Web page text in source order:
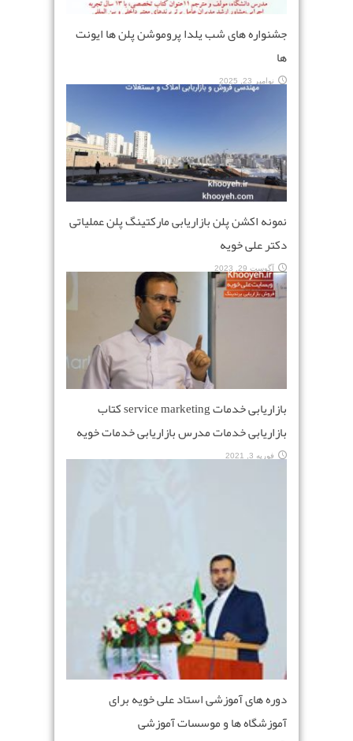
جشنواره های شب یلدا پروموشن پلن ها ایونت
ها
نوامبر 23, 2025
نمونه اکشن پلن بازاریابی مارکتینگ پلن عملیاتی
دکتر علی خویه
آگوست 29, 2023
بازاریابی خدمات service marketing کتاب
بازاریابی خدمات مدرس بازاریابی خدمات خویه
فوریه 3, 2021
دوره های آموزشی استاد علی خویه برای
آموزشگاه ها و موسسات آموزشی